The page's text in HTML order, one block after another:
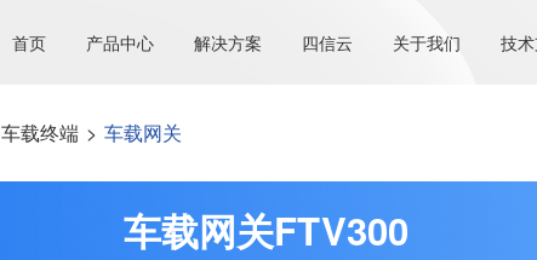
首页 产品中心 解决方案 四信云 关于我们 技
车载终端 > 车载网关
车载网关FTV300